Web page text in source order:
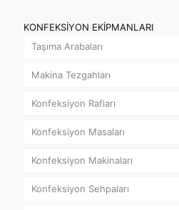
KONFEKSİYON EKİPMANLARI
Taşıma Arabaları
Makina Tezgahları
Konfeksiyon Rafları
Konfeksiyon Masaları
Konfeksiyon Makinaları
Konfeksiyon Sehpaları